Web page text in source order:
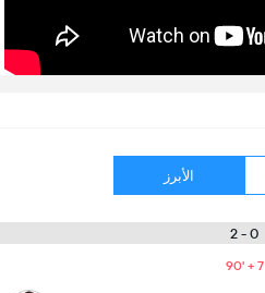
الأبرز
0 - 2
90' + 7